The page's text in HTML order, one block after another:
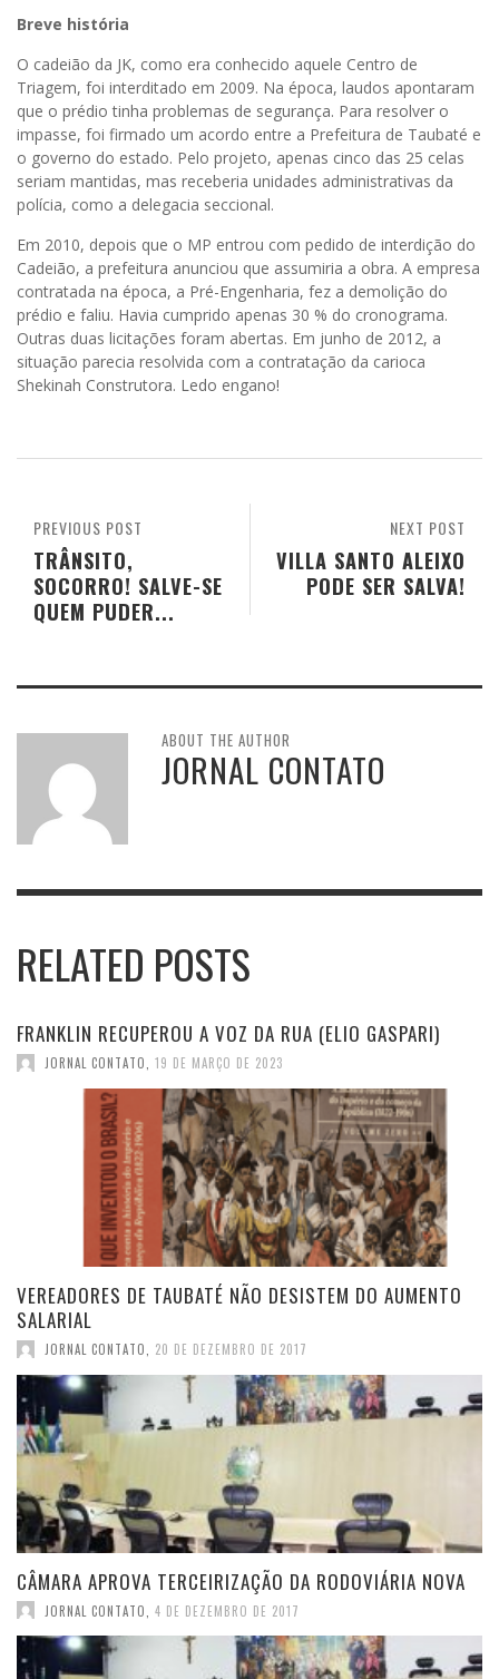
Breve história
O cadeião da JK, como era conhecido aquele Centro de
Triagem, foi interditado em 2009. Na época, laudos apontaram
que o prédio tinha problemas de segurança. Para resolver o
impasse, foi firmado um acordo entre a Prefeitura de Taubaté e
o governo do estado. Pelo projeto, apenas cinco das 25 celas
seriam mantidas, mas receberia unidades administrativas da
polícia, como a delegacia seccional.
Em 2010, depois que o MP entrou com pedido de interdição do
Cadeião, a prefeitura anunciou que assumiria a obra. A empresa
contratada na época, a Pré-Engenharia, fez a demolição do
prédio e faliu. Havia cumprido apenas 30 % do cronograma.
Outras duas licitações foram abertas. Em junho de 2012, a
situação parecia resolvida com a contratação da carioca
Shekinah Construtora. Ledo engano!
NEXT POST
VILLA SANTO ALEIXO
PODE SER SALVA!
PREVIOUS POST
TRÂNSITO,
SOCORRO! SALVE-SE
QUEM PUDER...
ABOUT THE AUTHOR
JORNAL CONTATO
RELATED POSTS
FRANKLIN RECUPEROU A VOZ DA RUA (ELIO GASPARI)
JORNAL CONTATO 19 DE MARÇO DE 2023
VEREADORES DE TAUBATÉ NÃO DESISTEM DO AUMENTO
SALARIAL
JORNAL CONTATO 20 DE DEZEMBRO DE 2017
CÂMARA APROVA TERCEIRIZAÇÃO DA RODOVIÁRIA NOVA
JORNAL CONTATO 4 DE DEZEMBRO DE 2017